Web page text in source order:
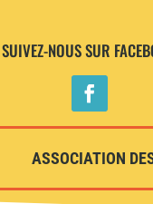
SUIVEZ-NOUS SUR
ASSOCIATION